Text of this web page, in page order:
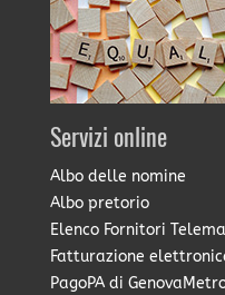
Servizi online
Albo delle nomine
Albo pretorio
Elenco Fornitori
Fatturazione
PagoPA di